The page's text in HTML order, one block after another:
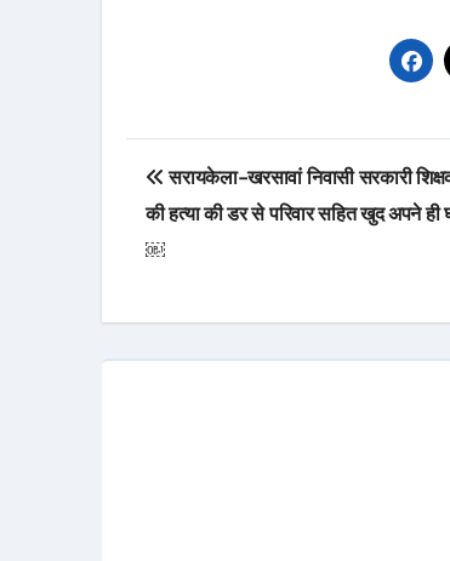
Post
navigation
सरायकेला-खरसावां निवासी सरकारी
की हत्या की डर से परिवार सहित खुद अपने
￼